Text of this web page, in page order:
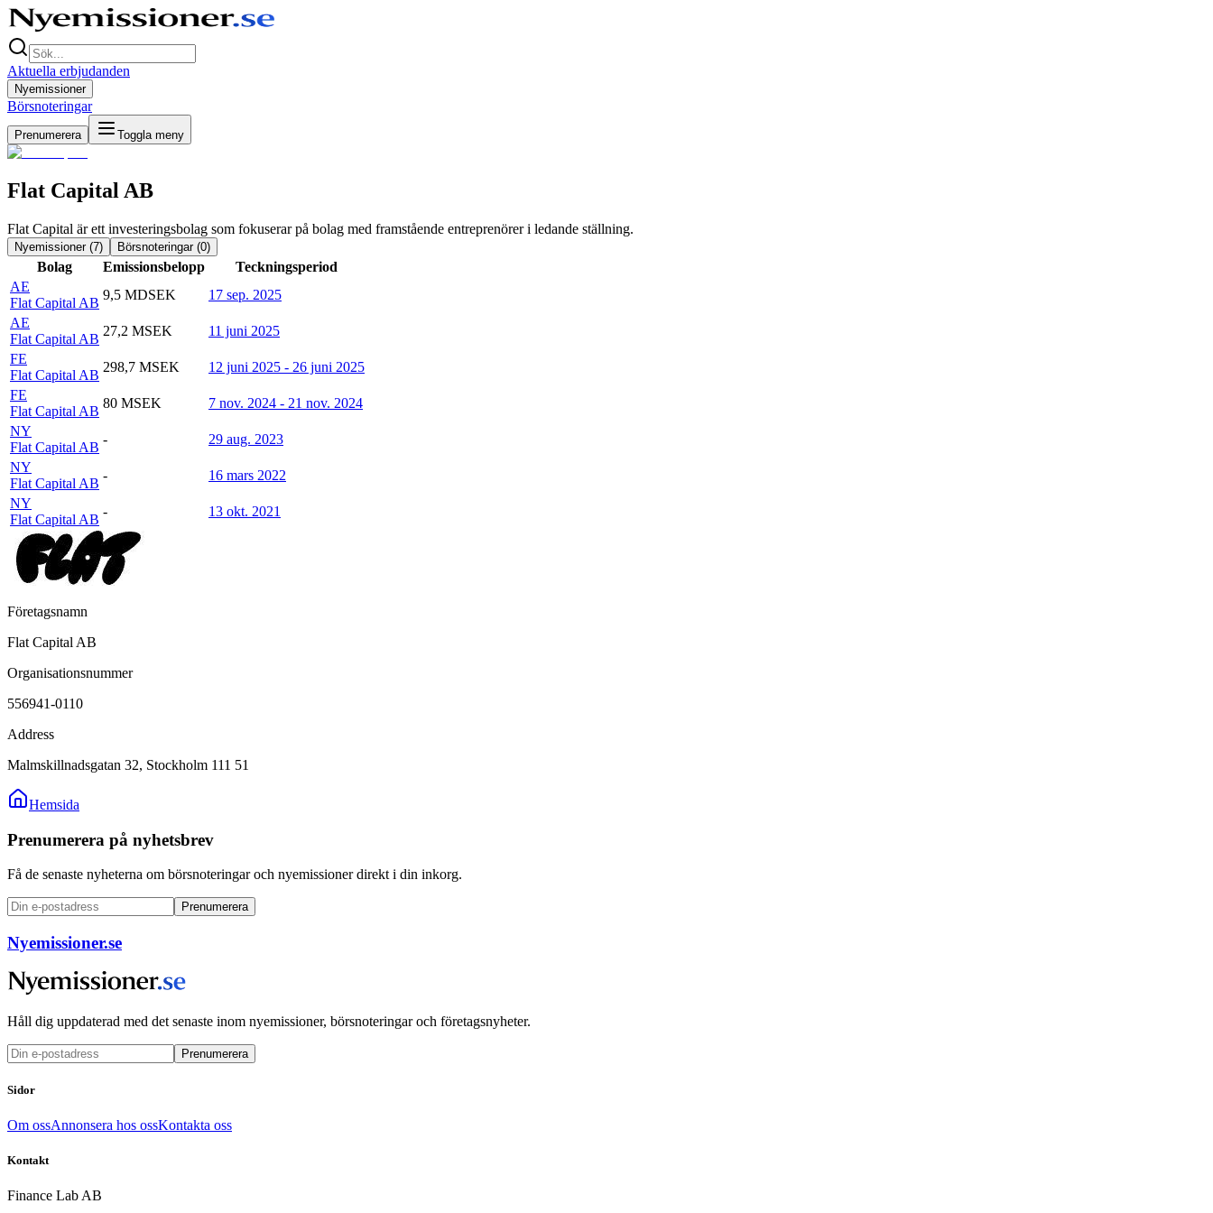
Aktuella erbjudanden
Nyemissioner
Börsnoteringar
Prenumerera Toggla meny
Flat Capital AB
Flat Capital är ett investeringsbolag som fokuserar på bolag med framstående entreprenörer i ledande ställning.
Nyemissioner (7) Börsnoteringar (0)
Bolag Emissionsbelopp
Teckningsperiod
AE
Flat Capital AB
9,5 MDSEK
17 sep. 2025
AE
Flat Capital AB
27,2 MSEK
11 juni 2025
FE
Flat Capital AB
298,7 MSEK
12 juni 2025 - 26 juni 2025
FE
Flat Capital AB
80 MSEK
7 nov. 2024 - 21 nov. 2024
NY
Flat Capital AB
-
29 aug. 2023
NY
Flat Capital AB
-
16 mars 2022
NY
Flat Capital AB
- 13 okt. 2021
Företagsnamn
Flat Capital AB
Organisationsnummer
556941-0110
Address
Malmskillnadsgatan 32, Stockholm 111 51
Hemsida
Prenumerera på nyhetsbrev
Få de senaste nyheterna om börsnoteringar och nyemissioner direkt i din inkorg.
Prenumerera
Nyemissioner.se
Håll dig uppdaterad med det senaste inom nyemissioner, börsnoteringar och företagsnyheter.
Prenumerera
Sidor
Om ossAnnonsera hos ossKontakta oss
Kontakt
Finance Lab AB